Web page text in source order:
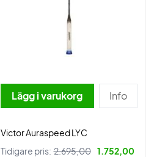
Lägg i varukorg Info
Victor Auraspeed LYC
Tidigare pris: 2.695,00 1.752,00